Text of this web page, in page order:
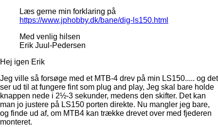
Læs gerne min forklaring på
https://www.jphobby.dk/bane/dig-ls150.html
Med venlig hilsen
Erik Juul-Pedersen
Hej igen Erik
Jeg ville så forsøge med et MTB-4 drev på min LS150..... og det
ser ud til at fungere fint som plug and play, Jeg skal bare holde
knappen nede i 2½-3 sekunder, medens den skifter. Det kan
man jo justere på LS150 porten direkte. Nu mangler jeg bare,
og finde ud af, om MTB4 kan trække drevet over med fjederen
monteret.